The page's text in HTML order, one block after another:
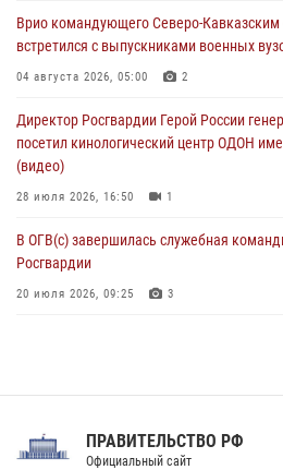
Кузнецова
07 августа 2026, 12:00
Смольного собора в Санкт-Петербурге
3 1
Врио командующего Северо-Кавказским
встретился с выпускниками военных
04 августа 2026, 05:00 2
Директор Росгвардии Герой России
посетил кинологический центр ОДОН
(видео)
28 июля 2026, 16:50 1
В ОГВ(с) завершилась служебная
Росгвардии
20 июля 2026, 09:25 3
Праздник «Один день с Росгвардией» к
ПРАВИТЕЛЬСТВО РФ
Официальный сайт